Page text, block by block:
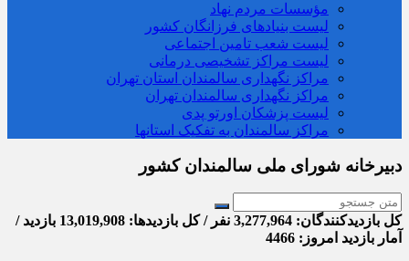
مؤسسات مردم نهاد
لیست بنیادهای فرزانگان کشور
لیست شعب تامین اجتماعی
لیست مراکز تشخیصی درمانی
مراکز نگهداری سالمندان استان تهران
مراکز نگهداری سالمندان تهران
لیست پزشکان اورتو پدی
مراکز سالمندان به تفکیک استانها
دبیرخانه شورای ملی سالمندان کشور
کل بازدیدکنند‌گان: 3,277,964 نفر / کل بازدیدها: 13,019,908 بازدید /
آمار بازدید امروز: 4466